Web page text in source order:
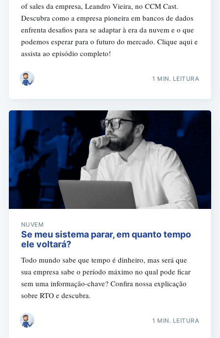
of sales da empresa, Leandro Vieira, no CCM Cast.
Descubra como a empresa pioneira em bancos de dados
enfrenta desafios para se adaptar à era da nuvem e o que
podemos esperar para o futuro do mercado. Clique aqui e
assista ao episódio completo!
1 MIN. LEITURA
NUVEM
Se meu sistema parar, em quanto tempo
ele voltará?
Todo mundo sabe que tempo é dinheiro, mas será que
sua empresa sabe o período máximo no qual pode ficar
sem uma informação-chave? Confira nossa explicação
sobre RTO e descubra.
1 MIN. LEITURA